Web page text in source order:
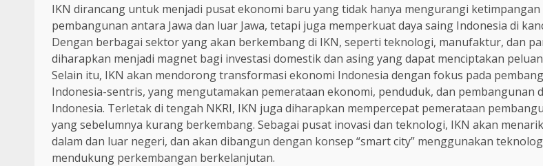
IKN dirancang untuk menjadi pusat ekonomi baru yang tidak hanya mengurangi ketimpangan
pembangunan antara Jawa dan luar Jawa, tetapi juga memperkuat daya saing Indonesia di
Dengan berbagai sektor yang akan berkembang di IKN, seperti teknologi, manufaktur, dan
diharapkan menjadi magnet bagi investasi domestik dan asing yang dapat menciptakan
Selain itu, IKN akan mendorong transformasi ekonomi Indonesia dengan fokus pada
Indonesia-sentris, yang mengutamakan pemerataan ekonomi, penduduk, dan pembangunan
Indonesia. Terletak di tengah NKRI, IKN juga diharapkan mempercepat pemerataan
yang sebelumnya kurang berkembang. Sebagai pusat inovasi dan teknologi, IKN akan
dalam dan luar negeri, dan akan dibangun dengan konsep “smart city” menggunakan
mendukung perkembangan berkelanjutan.